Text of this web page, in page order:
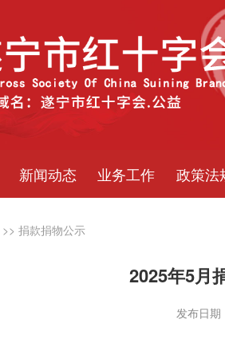
新闻动态 业务工作 政策法
>>捐款捐物公示
2025年5月
发布日